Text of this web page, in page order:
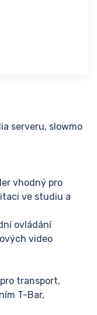
serveru, slowmo
vhodný pro
ve studiu a
ovládání
video
transport,
T-Bar,